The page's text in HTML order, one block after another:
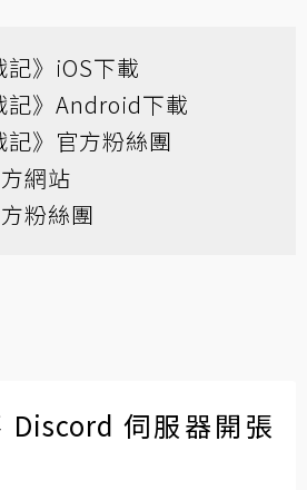
記》iOS下載
記》Android下載
記》官方粉絲團
網站
粉絲團
伺服器開張